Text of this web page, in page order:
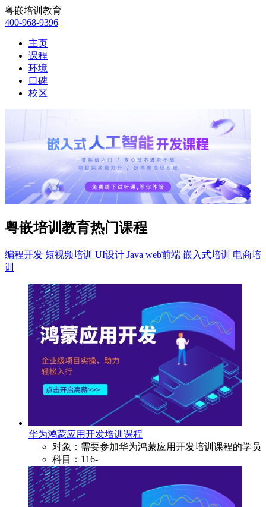
粤嵌培训教育
400-968-9396
主页
课程
环境
口碑
校区
粤嵌培训教育热门课程
编程开发 短视频培训 UI设计 Java web前端 嵌入式培训 电商培
训
华为鸿蒙应用开发培训课程
对象：需要参加华为鸿蒙应用开发培训课程的学员
科目：116-